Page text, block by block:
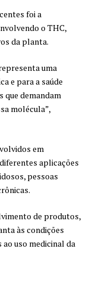
foi a
o THC,
da planta.
uma
e para a saúde
que demandam
molécula”,
em
aplicações
pessoas
de produtos,
às condições
uso medicinal da